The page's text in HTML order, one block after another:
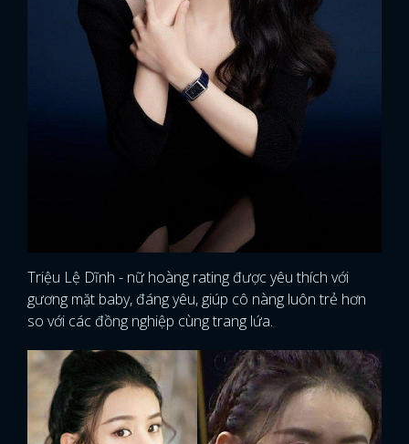
Triệu Lệ Dĩnh - nữ hoàng rating được yêu thích với
gương mặt baby, đáng yêu, giúp cô nàng luôn trẻ hơn
so với các đồng nghiệp cùng trang lứa.